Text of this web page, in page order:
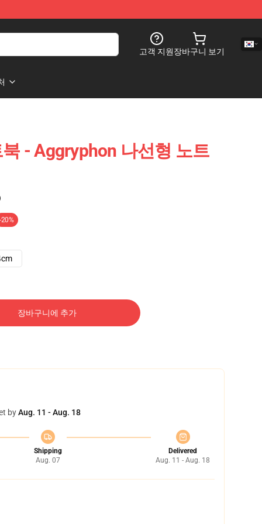
고객 지원장바구니 보기
- Aggryphon 나선형 노트
-20%
장바구니에 추가
byAug. 11 - Aug. 18
Shipping
Aug. 07
Delivered
Aug. 11 - Aug. 18